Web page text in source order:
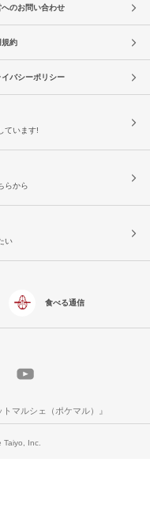
へのお問い合わせ
規約
イバシーポリシー
ています!
らから
い
食べる通信
マルシェ（ポケマル）』
Inc.